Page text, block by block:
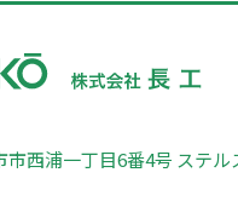
市西浦一丁目6番4号 ステル